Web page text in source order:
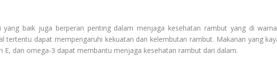
yang baik juga berperan penting dalam menjaga kesehatan rambut yang di
tertentu dapat mempengaruhi kekuatan dan kelembutan rambut. Makanan yang
E, dan omega-3 dapat membantu menjaga kesehatan rambut dari dalam.